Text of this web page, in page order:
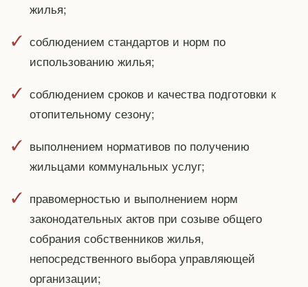
жилья;
соблюдением стандартов и норм по
использованию жилья;
соблюдением сроков и качества подготовки к
отопительному сезону;
выполнением нормативов по получению
жильцами коммунальных услуг;
правомерностью и выполнением норм
законодательных актов при созыве общего
собрания собственников жилья,
непосредственного выбора управляющей
организации;